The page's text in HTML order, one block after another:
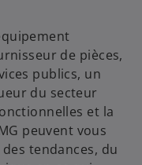
de pièces,
publics, un
du secteur
et la
peuvent vous
tendances, du